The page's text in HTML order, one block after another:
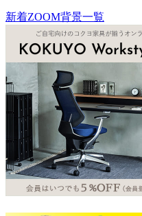
新着ZOOM背景一覧